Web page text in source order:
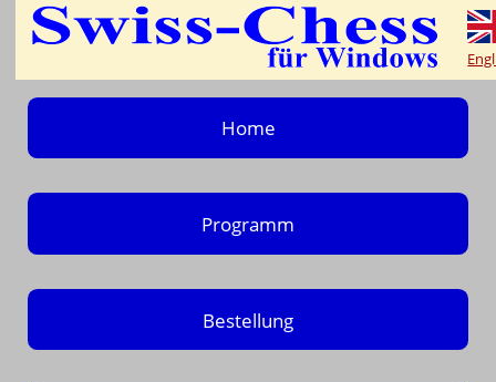
Home
Programm
Bestellung